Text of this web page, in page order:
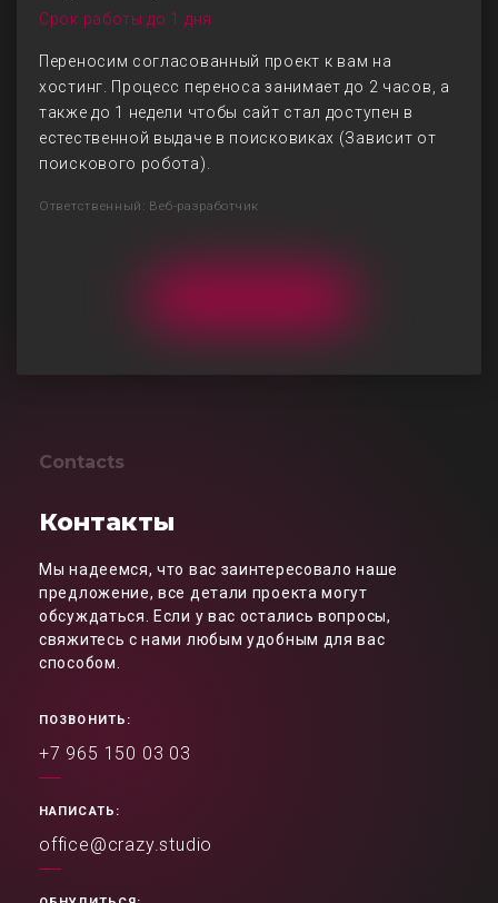
Срок работы до 1 дня
Переносим согласованный проект к вам на
хостинг. Процесс переноса занимает до 2 часов, а
также до 1 недели чтобы сайт стал доступен в
естественной выдаче в поисковиках (Зависит от
поискового робота).
Ответственный: Веб-разработчик
Contacts
Контакты
Мы надеемся, что вас заинтересовало наше
предложение, все детали проекта могут
обсуждаться. Если у вас остались вопросы,
свяжитесь с нами любым удобным для вас
способом.
ПОЗВОНИТЬ:
+7 965 150 03 03
НАПИСАТЬ:
office@crazy.studio